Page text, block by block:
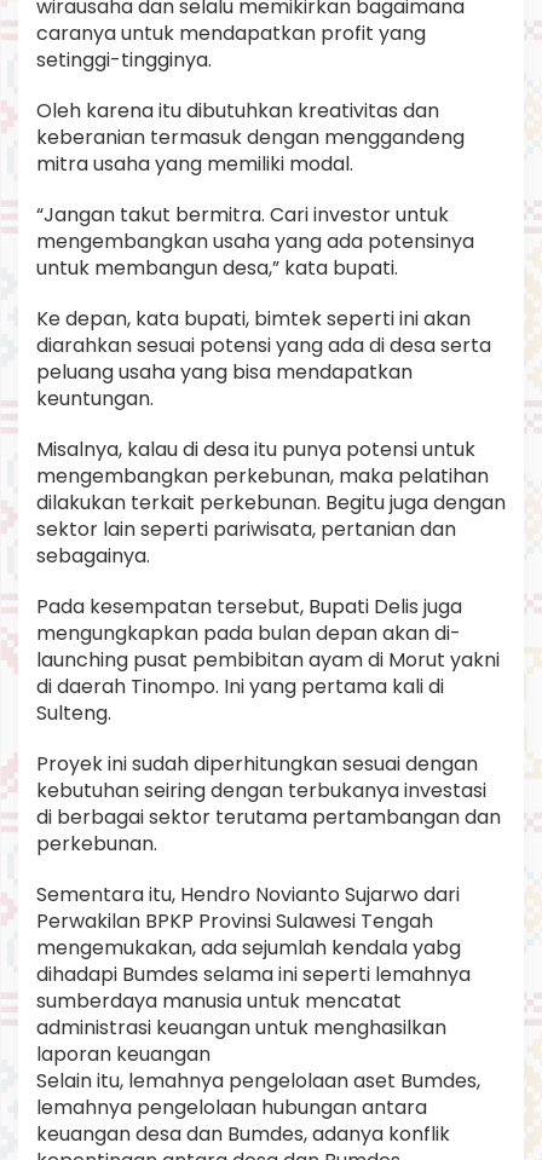
wirausaha dan selalu memikirkan bagaimana
caranya untuk mendapatkan profit yang
setinggi-tingginya.
Oleh karena itu dibutuhkan kreativitas dan
keberanian termasuk dengan menggandeng
mitra usaha yang memiliki modal.
“Jangan takut bermitra. Cari investor untuk
mengembangkan usaha yang ada potensinya
untuk membangun desa,” kata bupati.
Ke depan, kata bupati, bimtek seperti ini akan
diarahkan sesuai potensi yang ada di desa serta
peluang usaha yang bisa mendapatkan
keuntungan.
Misalnya, kalau di desa itu punya potensi untuk
mengembangkan perkebunan, maka pelatihan
dilakukan terkait perkebunan. Begitu juga dengan
sektor lain seperti pariwisata, pertanian dan
sebagainya.
Pada kesempatan tersebut, Bupati Delis juga
mengungkapkan pada bulan depan akan di-
launching pusat pembibitan ayam di Morut yakni
di daerah Tinompo. Ini yang pertama kali di
Sulteng.
Proyek ini sudah diperhitungkan sesuai dengan
kebutuhan seiring dengan terbukanya investasi
di berbagai sektor terutama pertambangan dan
perkebunan.
Sementara itu, Hendro Novianto Sujarwo dari
Perwakilan BPKP Provinsi Sulawesi Tengah
mengemukakan, ada sejumlah kendala yabg
dihadapi Bumdes selama ini seperti lemahnya
sumberdaya manusia untuk mencatat
administrasi keuangan untuk menghasilkan
laporan keuangan
Selain itu, lemahnya pengelolaan aset Bumdes,
lemahnya pengelolaan hubungan antara
keuangan desa dan Bumdes, adanya konflik